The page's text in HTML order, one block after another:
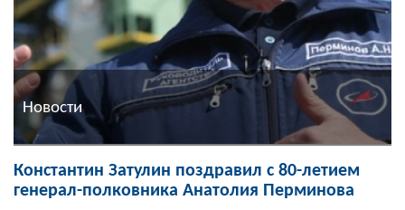
Новости
Константин Затулин поздравил с 80-летием
генерал-полковника Анатолия Перминова